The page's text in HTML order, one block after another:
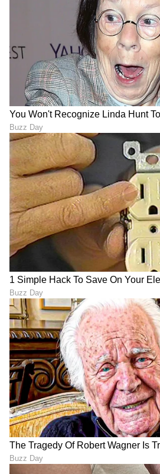
SDM ಉಜಿರೆಯಲ್ಲಿ ಪತ್ರಿಕೋದ್ಯಮದ
ಸುದ್ದಿಲೋಕದಲ್ಲಿ ರಾಜಕೀಯ, ದೇಶ,
ವಾಣಿಜ್ಯ, ಕ್ರೈಂ ಸುದ್ದಿಗಳಲ್ಲಿ ಆಸಕ್ತಿ.
ರಾಜ ಯೋಗ
DOWNLOAD APP
RECOMMENDED STORIES
3 ಲಕ್ಷಕ್ಕೆ ಮಾರಾಟವಾಯ್ತು